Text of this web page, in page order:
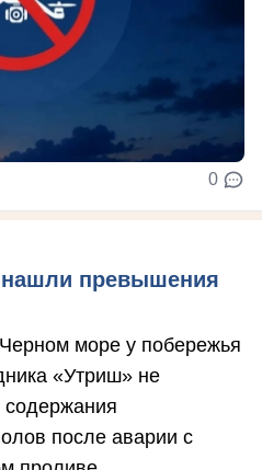
0
превышения
море у побережья
«Утриш» не
после аварии с